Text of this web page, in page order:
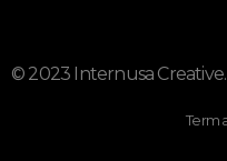
© 2023 Internusa
Term